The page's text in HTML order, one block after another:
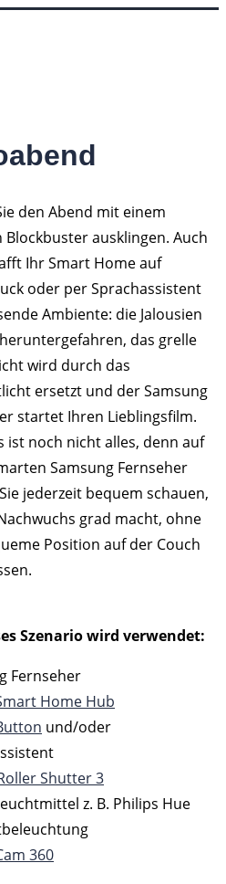
den Abend mit einem
Blockbuster ausklingen. Auch
Ihr Smart Home auf
oder per Sprachassistent
Ambiente: die Jalousien
das grelle
wird durch das
ersetzt und der Samsung
startet Ihren Lieblingsfilm.
ist noch nicht alles, denn auf
Samsung Fernseher
jederzeit bequem schauen,
grad macht, ohne
Position auf der Couch
Szenario wird verwendet:
Fernseher
Home Hub
und/oder
Shutter 3
z. B. Philips Hue
360